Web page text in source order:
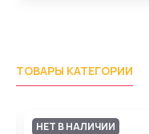
ТОВАРЫ КАТЕГОРИИ
НЕТ В НАЛИЧИИ